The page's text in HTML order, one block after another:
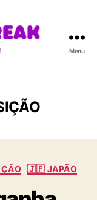
Menu
🇯🇵 JAPÃO